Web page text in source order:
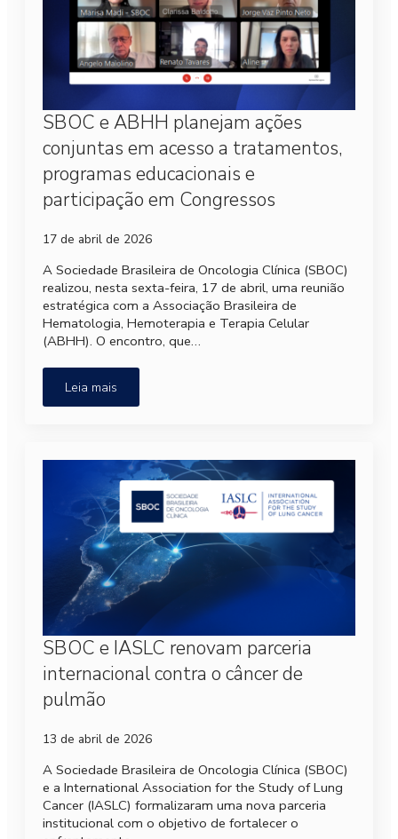
SBOC e ABHH planejam ações
conjuntas em acesso a tratamentos,
programas educacionais e
participação em Congressos
17 de abril de 2026
A Sociedade Brasileira de Oncologia Clínica (SBOC)
realizou, nesta sexta-feira, 17 de abril, uma reunião
estratégica com a Associação Brasileira de
Hematologia, Hemoterapia e Terapia Celular
(ABHH). O encontro, que…
Leia mais
SBOC e IASLC renovam parceria
internacional contra o câncer de
pulmão
13 de abril de 2026
A Sociedade Brasileira de Oncologia Clínica (SBOC)
e a International Association for the Study of Lung
Cancer (IASLC) formalizaram uma nova parceria
institucional com o objetivo de fortalecer o